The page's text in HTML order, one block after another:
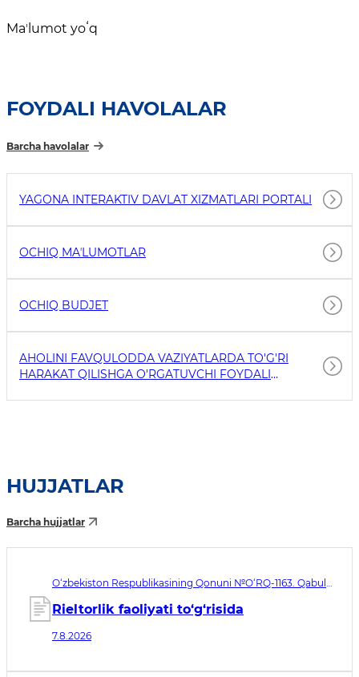
Maʼlumot yoʻq
FOYDALI HAVOLALAR
Barcha havolalar
YAGONA INTERAKTIV DAVLAT XIZMATLARI PORTALI
OCHIQ MAʼLUMOTLAR
OCHIQ BUDJET
AHOLINI FAVQULODDA VAZIYATLARDA TO'G'RI
HARAKAT QILISHGA O'RGATUVCHI FOYDALI
HUJJATLAR
Barcha hujjatlar
O‘zbekiston Respublikasining Qonuni №O‘RQ-1163. Qabul
Rieltorlik faoliyati to‘g‘risida
7.8.2026